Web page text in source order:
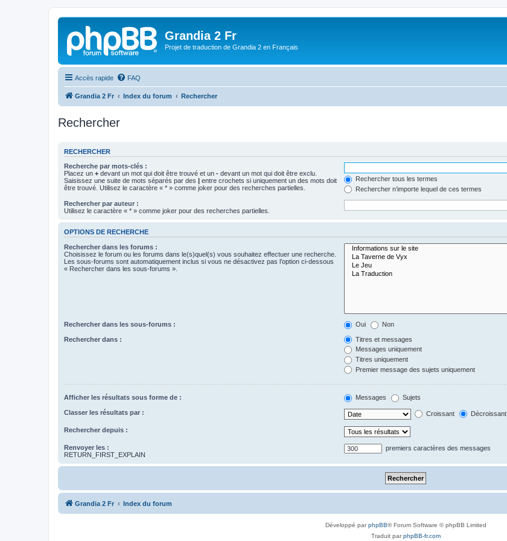
Grandia 2 Fr
Projet de traduction de Grandia 2 en Français
Accès rapide FAQ
Grandia 2 Fr Index du forum Rechercher
Rechercher
RECHERCHER
Recherche par mots-clés :
Placez un + devant un mot qui doit être trouvé et un - devant un mot qui doit être exclu.
Saisissez une suite de mots séparés par des | entre crochets si uniquement un des mots doit
être trouvé. Utilisez le caractère « * » comme joker pour des recherches partielles.
Rechercher tous les termes
Rechercher n’importe lequel de ces termes
Rechercher par auteur :
Utilisez le caractère « * » comme joker pour des recherches partielles.
OPTIONS DE RECHERCHE
Rechercher dans les forums :
Choisissez le forum ou les forums dans le(s)quel(s) vous souhaitez effectuer une recherche.
Les sous-forums sont automatiquement inclus si vous ne désactivez pas l’option ci-dessous
« Rechercher dans les sous-forums ».
Rechercher dans les sous-forums : Oui Non
Rechercher dans :
Titres et messages
Messages uniquement
Titres uniquement
Premier message des sujets uniquement
Afficher les résultats sous forme de : Messages Sujets
Classer les résultats par : Croissant Décroissant
Rechercher depuis :
Renvoyer les :
RETURN_FIRST_EXPLAIN
premiers caractères des messages
Grandia 2 Fr Index du forum
Développé parphpBB® Forum Software © phpBB Limited
Traduit parphpBB-fr.com